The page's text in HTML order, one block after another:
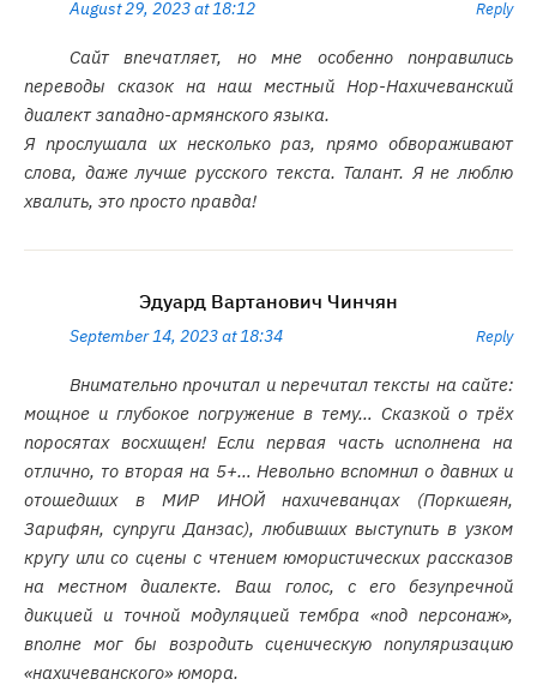
August 29, 2023 at 18:12 Reply
Сайт впечатляет, но мне особенно понравились
переводы сказок на наш местный Нор-Нахичеванский
диалект западно-армянского языка.
Я прослушала их несколько раз, прямо обвораживают
слова, даже лучше русского текста. Талант. Я не люблю
хвалить, это просто правда!
Эдуард Вартанович Чинчян
September 14, 2023 at 18:34 Reply
Внимательно прочитал и перечитал тексты на сайте:
мощное и глубокое погружение в тему… Сказкой о трёх
поросятах восхищен! Если первая часть исполнена на
отлично, то вторая на 5+… Невольно вспомнил о давних и
отошедших в МИР ИНОЙ нахичеванцах (Поркшеян,
Зарифян, супруги Данзас), любивших выступить в узком
кругу или со сцены с чтением юмористических рассказов
на местном диалекте. Ваш голос, с его безупречной
дикцией и точной модуляцией тембра «под персонаж»,
вполне мог бы возродить сценическую популяризацию
«нахичеванского» юмора.